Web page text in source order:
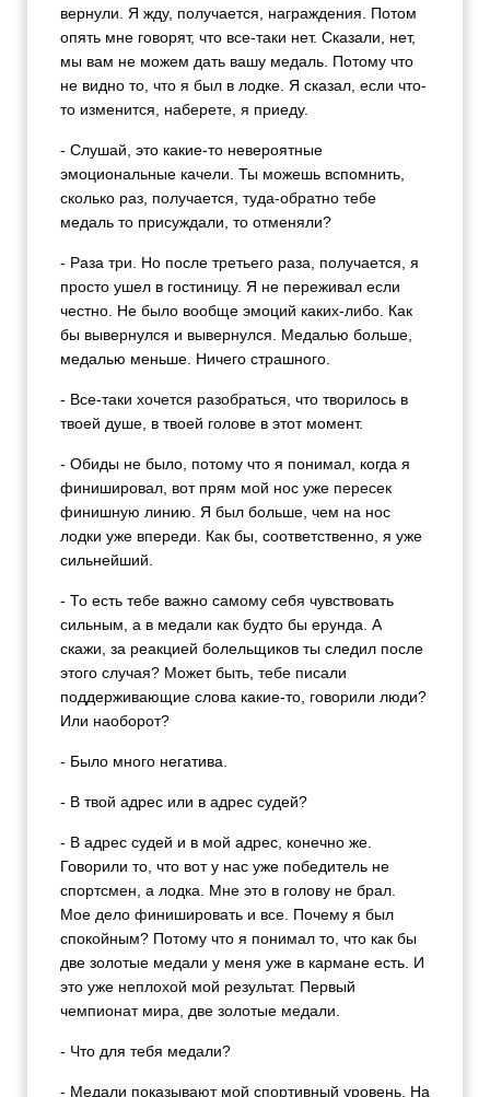
вернули. Я жду, получается, награждения. Потом
опять мне говорят, что все-таки нет. Сказали, нет,
мы вам не можем дать вашу медаль. Потому что
не видно то, что я был в лодке. Я сказал, если что-
то изменится, наберете, я приеду.
- Слушай, это какие-то невероятные
эмоциональные качели. Ты можешь вспомнить,
сколько раз, получается, туда-обратно тебе
медаль то присуждали, то отменяли?
- Раза три. Но после третьего раза, получается, я
просто ушел в гостиницу. Я не переживал если
честно. Не было вообще эмоций каких-либо. Как
бы вывернулся и вывернулся. Медалью больше,
медалью меньше. Ничего страшного.
- Все-таки хочется разобраться, что творилось в
твоей душе, в твоей голове в этот момент.
- Обиды не было, потому что я понимал, когда я
финишировал, вот прям мой нос уже пересек
финишную линию. Я был больше, чем на нос
лодки уже впереди. Как бы, соответственно, я уже
сильнейший.
- То есть тебе важно самому себя чувствовать
сильным, а в медали как будто бы ерунда. А
скажи, за реакцией болельщиков ты следил после
этого случая? Может быть, тебе писали
поддерживающие слова какие-то, говорили люди?
Или наоборот?
- Было много негатива.
- В твой адрес или в адрес судей?
- В адрес судей и в мой адрес, конечно же.
Говорили то, что вот у нас уже победитель не
спортсмен, а лодка. Мне это в голову не брал.
Мое дело финишировать и все. Почему я был
спокойным? Потому что я понимал то, что как бы
две золотые медали у меня уже в кармане есть. И
это уже неплохой мой результат. Первый
чемпионат мира, две золотые медали.
- Что для тебя медали?
- Медали показывают мой спортивный уровень. На